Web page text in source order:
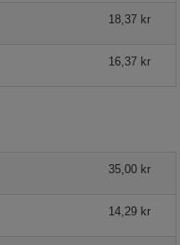
18,37 kr
16,37 kr
35,00 kr
14,29 kr